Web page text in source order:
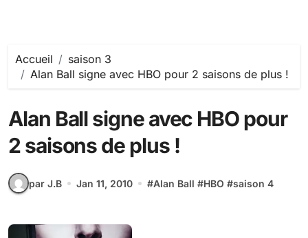
Accueil
saison 3
Alan Ball signe avec HBO pour 2 saisons de plus !
Alan Ball signe avec HBO pour
2 saisons de plus !
par J.B Jan 11, 2010 #Alan Ball #HBO #saison 4